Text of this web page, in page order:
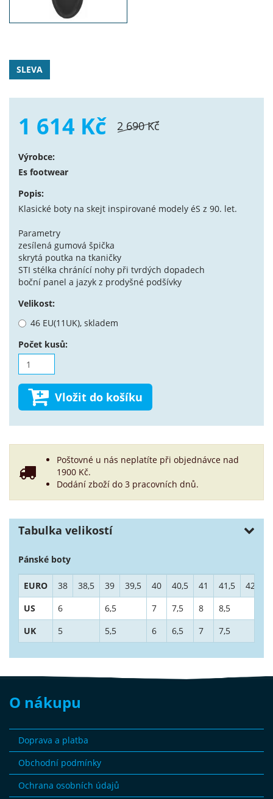
SLEVA
1 614 Kč 2 690 Kč
Výrobce:
Es footwear
Popis:
Klasické boty na skejt inspirované modely éS z 90. let.
Parametry
zesílená gumová špička
skrytá poutka na tkaničky
STI stélka chránící nohy při tvrdých dopadech
boční panel a jazyk z prodyšné podšívky
Velikost:
46 EU(11UK), skladem
Počet kusů:
Vložit do košíku
Poštovné u nás neplatíte při objednávce nad
1900 Kč.
Dodání zboží do 3 pracovních dnů.
Tabulka velikostí
Pánské boty
EURO 38 38,5 39 39,5 40 40,5 41 41,5 42
US
6 6,5 7 7,5 8 8,5
UK
5 5,5 6 6,5 7 7,5
O nákupu
Doprava a platba
Obchodní podmínky
Ochrana osobních údajů